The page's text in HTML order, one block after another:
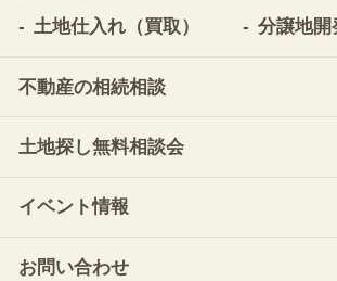
土地仕入れ（買取）
分譲地開
不動産の相続相談
土地探し無料相談会
イベント情報
お問い合わせ